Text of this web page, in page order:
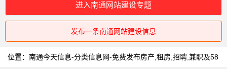
进入南通网站建设专题
发布一条南通网站建设信息
位置： 南通今天信息-分类信息网-免费发布房产,租房,招聘,兼职及58